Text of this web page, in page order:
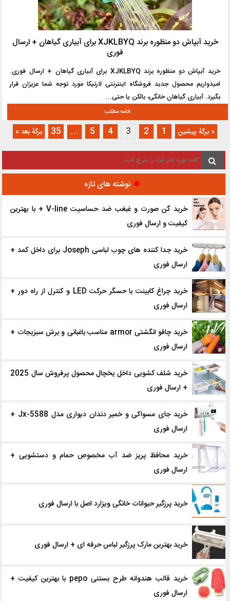
خرید آبپاش دو منظوره برند XJKLBYQ برای آبیاری گیاهان + ارسال
فوری
خرید آبپاش دو منظوره برند XJKLBYQ برای آبیاری گیاهان + ارسال فوری.
امیدواریم محصول جدید فروشگاه اینترنتی لارنیکا مورد توجه شما عزیزان قرار
بگیرد. آبیاری گیاهان خانگی، بالکن یا حتی...
« برگه‌ٔ پیشین 1
2
3
4
5
…
35 برگهٔ بعد »
نوشته های تازه
خرید گن صورت و غبغب ضد حساسیت V-line + با بهترین
کیفیت و ارسال فوری
خرید جدا کننده ‌های چوب لباسی Joseph برای داخل کمد +
ارسال فوری
خرید چراغ کابینت با حسگر حرکت LED و کنترل از راه دور +
ارسال فوری
خرید چاقو انگشتی armor مناسب باغبانی و برش سبزیجات +
ارسال فوری
خرید شلف کشویی داخل یخچال محصول پرفروش سال 2025
+ ارسال فوری
خرید جای مسواکی و خمیر دندان دیواری مدل Jx-5588 +
ارسال فوری
خرید محافظ پریز ضد آب مخصوص حمام و دستشویی +
ارسال فوری
خرید پرزگیر حیوانات خانگی ویزارد اصل با ارسال فوری
خرید بهترین مارک پرزگیر لباس حرفه ای + ارسال فوری
خرید قالب هندوانه طرح بستنی pepo با بهترین کیفیت +
ارسال فوری